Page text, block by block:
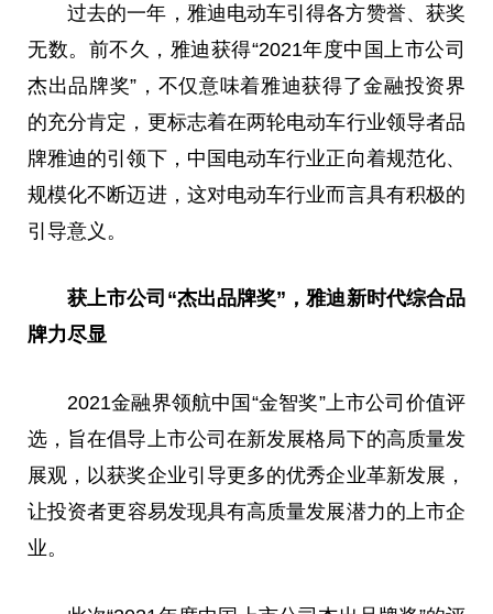
过去的一年，雅迪电动车引得各方赞誉、获奖
无数。前不久，雅迪获得“2021年度中国上市公司
杰出品牌奖”，不仅意味着雅迪获得了金融投资界
的充分肯定，更标志着在两轮电动车行业领导者品
牌雅迪的引领下，中国电动车行业正向着规范化、
规模化不断迈进，这对电动车行业而言具有积极的
引导意义。
获上市公司“杰出品牌奖”，雅迪新时代综合品
牌力尽显
2021金融界领航中国“金智奖”上市公司价值评
选，旨在倡导上市公司在新发展格局下的高质量发
展观，以获奖企业引导更多的优秀企业革新发展，
让投资者更容易发现具有高质量发展潜力的上市企
业。